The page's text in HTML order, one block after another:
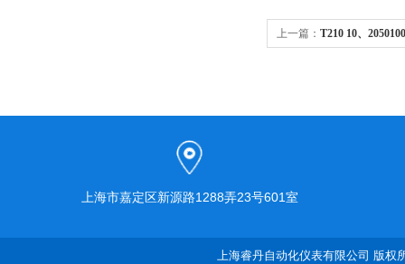
上一篇： T210 10、
上海市嘉定区新源路1288弄23号601室
上海睿丹自动化仪表有限公司 版权